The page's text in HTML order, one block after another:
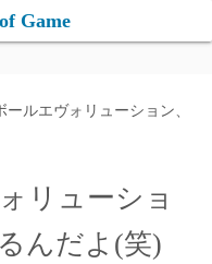
Game
ールエヴォリューション、
リューショ
んだよ(笑)